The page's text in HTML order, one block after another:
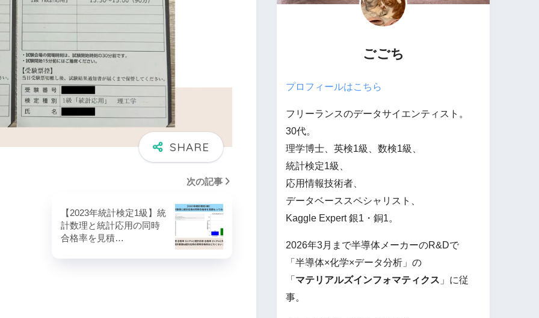
次の記事
【2023年統計検定1級】統
計数理と統計応用の同時
合格率を見積…
ごごち
プロフィールはこちら
フリーランスのデータサイエンティスト。
30代。
理学博士、英検1級、数検1級、
統計検定1級、
応用情報技術者、
データベーススペシャリスト、
Kaggle Expert 銀1・銅1。
2026年3月まで半導体メーカーのR&Dで
「半導体×化学×データ分析」の
「 マテリアルズインフォマティクス 」に従
事。